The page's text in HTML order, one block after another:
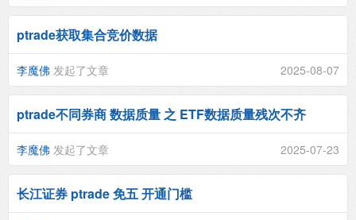
ptrade获取集合竞价数据
李魔佛 发起了文章 2025-08-07
ptrade不同券商 数据质量 之 ETF数据质量残次不齐
李魔佛 发起了文章 2025-07-23
长江证券 ptrade 免五 开通门槛